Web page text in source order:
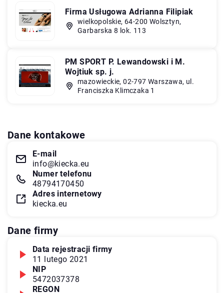
Firma Usługowa Adrianna Filipiak
wielkopolskie, 64-200 Wolsztyn,
Garbarska 8 lok. 113
PM SPORT P. Lewandowski i M.
Wojtiuk sp. j.
mazowieckie, 02-797 Warszawa, ul.
Franciszka Klimczaka 1
Dane kontakowe
E-mail
info@kiecka.eu
Numer telefonu
48794170450
Adres internetowy
kiecka.eu
Dane firmy
Data rejestracji firmy
11 lutego 2021
NIP
5472037378
REGON